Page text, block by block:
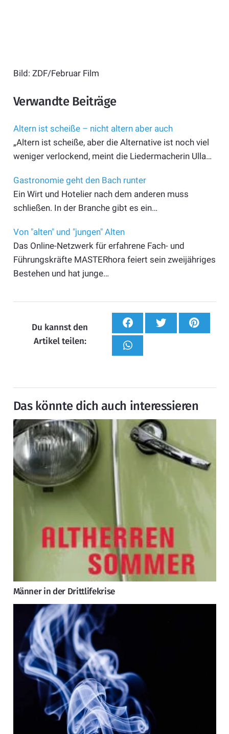
Bild: ZDF/Februar Film
Verwandte Beiträge
Altern ist scheiße – nicht altern aber auch
„Altern ist scheiße, aber die Alternative ist noch viel
weniger verlockend, meint die Liedermacherin Ulla…
Gastronomie geht den Bach runter
Ein Wirt und Hotelier nach dem anderen muss
schließen. In der Branche gibt es ein…
Von "alten" und "jungen" Alten
Das Online-Netzwerk für erfahrene Fach- und
Führungskräfte MASTERhora feiert sein zweijähriges
Bestehen und hat junge…
Du kannst den
Artikel teilen:
Das könnte dich auch interessieren
Männer in der Drittlifekrise